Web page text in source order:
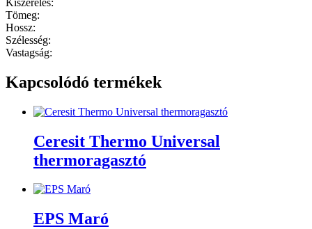
Tömeg:
Hossz:
Szélesség:
Vastagság:
Kapcsolódó termékek
Ceresit Thermo Universal
thermoragasztó
EPS Maró